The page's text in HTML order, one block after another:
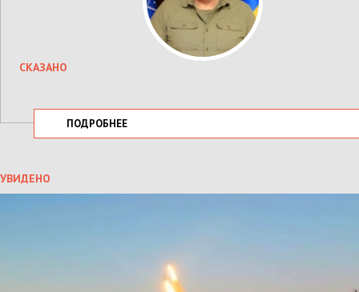
СКАЗАНО
ПОДРОБНЕЕ
УВИДЕНО